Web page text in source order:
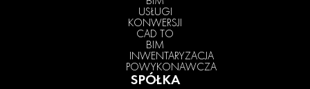
USŁUGI
KONWERSJI
CAD TO
BIM
INWENTARYZACJA
POWYKONAWCZA
SPÓŁKA